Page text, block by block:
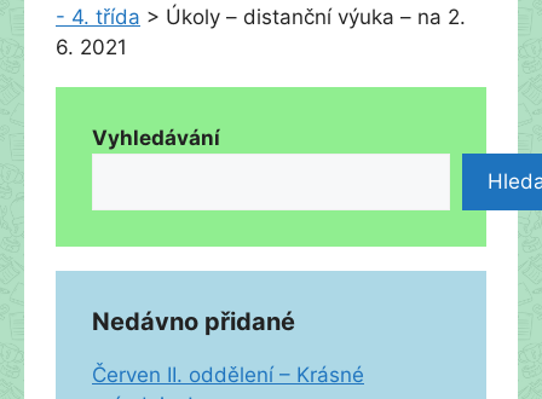
- 4. třída > Úkoly – distanční výuka – na 2.
6. 2021
Vyhledávání
Nedávno přidané
Červen II. oddělení – Krásné